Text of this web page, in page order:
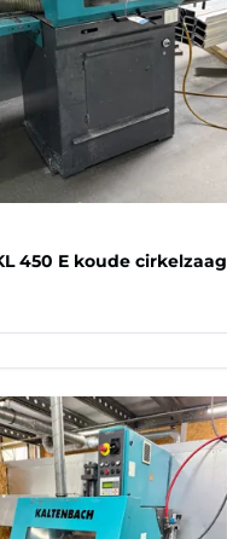
450 E koude cirkelzaag